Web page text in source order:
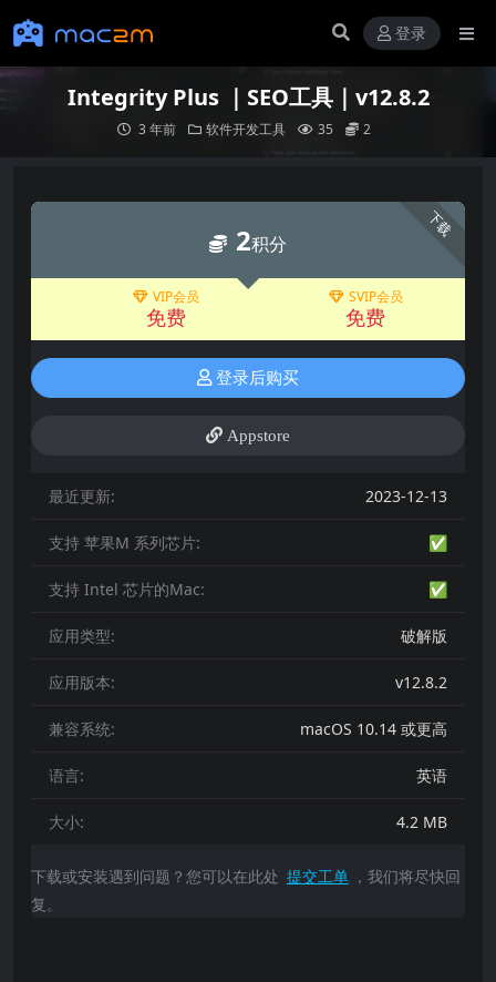
登录
Integrity Plus ｜SEO工具｜v12.8.2
3 年前 软件开发工具 35 2
下载
2积分
VIP会员
免费
SVIP会员
免费
登录后购买
Appstore
最近更新: 2023-12-13
支持 苹果M 系列芯片: ✅
支持 Intel 芯片的Mac: ✅
应用类型: 破解版
应用版本: v12.8.2
兼容系统: macOS 10.14 或更高
语言: 英语
大小: 4.2 MB
下载或安装遇到问题？您可以在此处 提交工单 ，我们将尽快回
复。